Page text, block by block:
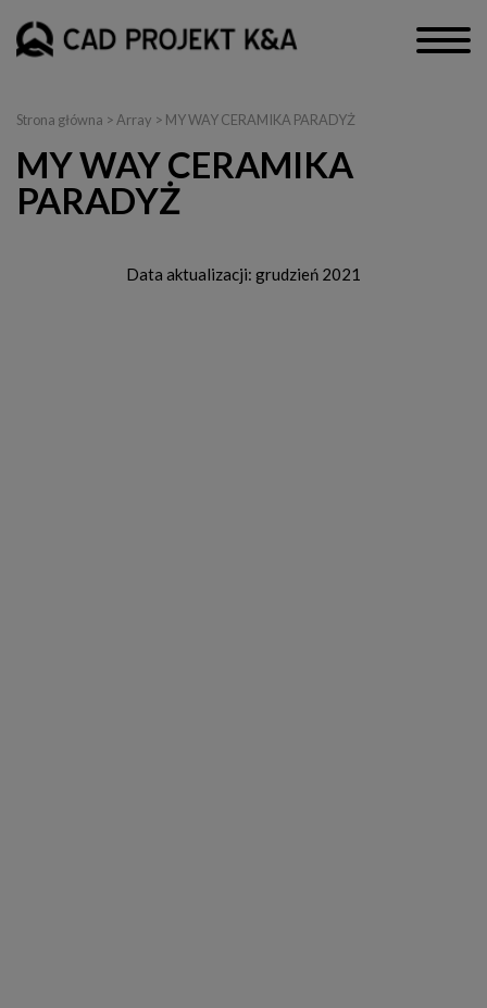
Strona główna > Array > MY WAY CERAMIKA PARADYŻ
MY WAY CERAMIKA
PARADYŻ
Data aktualizacji: grudzień 2021